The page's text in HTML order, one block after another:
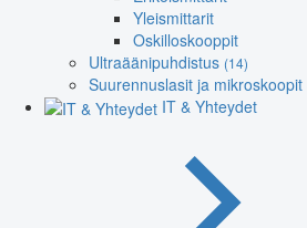
Yleismittarit
Oskilloskooppit
Ultraäänipuhdistus (14)
Suurennuslasit ja mikroskoopit
IT & Yhteydet